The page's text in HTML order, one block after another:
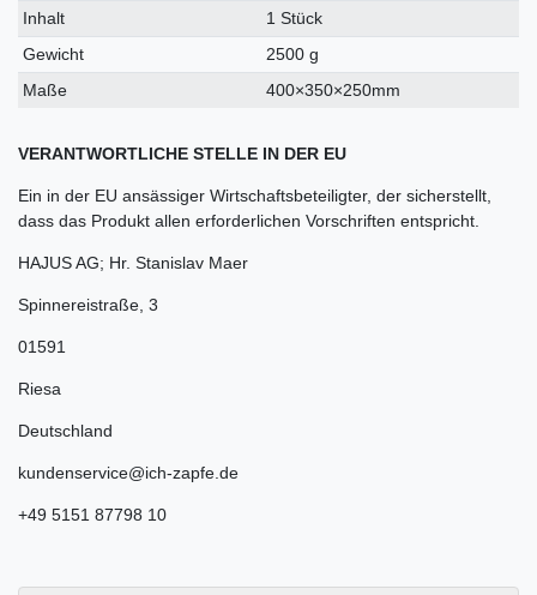
Inhalt
1 Stück
Gewicht
2500 g
Maße
400×350×250mm
VERANTWORTLICHE STELLE IN DER EU
Ein in der EU ansässiger Wirtschaftsbeteiligter, der sicherstellt,
dass das Produkt allen erforderlichen Vorschriften entspricht.
HAJUS AG; Hr. Stanislav Maer
Spinnereistraße 3
01591
Riesa
Deutschland
kundenservice@ich-zapfe.de
+49 5151 87798 10